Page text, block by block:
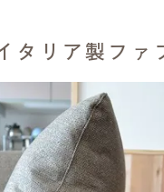
タリア製ファ